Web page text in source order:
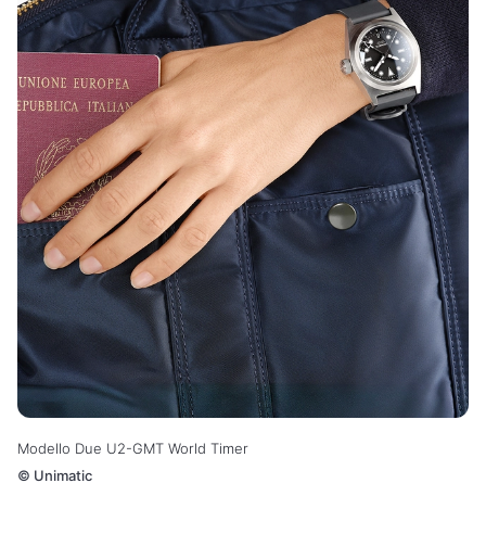
Modello Due U2-GMT World Timer
© Unimatic